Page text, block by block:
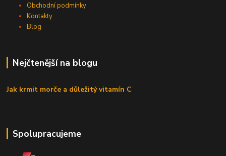
Obchodní podmínky
Kontakty
Blog
Nejčtenější na blogu
Jak krmit morče a důležitý vitamín C
Spolupracujeme